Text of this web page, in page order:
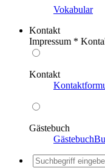
Vokabular
Kontakt
Impressum *
Kontakt
Gästebuch
Gästebuch